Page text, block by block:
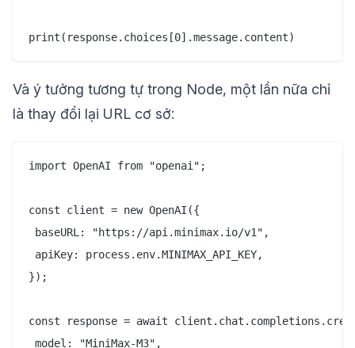
Và ý tưởng tương tự trong Node, một lần nữa chỉ
là thay đổi lại URL cơ sở:
import OpenAI from "openai";
const client = new OpenAI({
baseURL: "https://api.minimax.io/v1",
apiKey: process.env.MINIMAX_API_KEY,
});
const response = await
model: "MiniMax-M3",